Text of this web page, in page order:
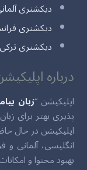
دیکشنری
دیکشنری
دیکشنری
درباره
اپلیکیشن “زبان
پذیری بهتر برای
اپلیکیشن در حال
انگلیسی، آلمانی
بهبود محتوا و